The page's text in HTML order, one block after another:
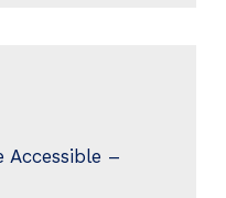
Accessible –